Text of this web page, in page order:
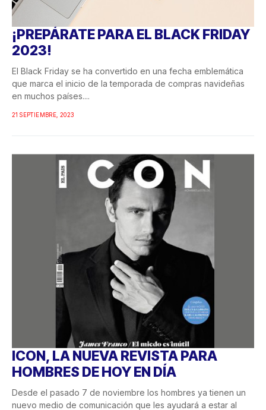
¡PREPÁRATE PARA EL BLACK FRIDAY
2023!
El Black Friday se ha convertido en una fecha emblemática
que marca el inicio de la temporada de compras navideñas
en muchos países....
21 SEPTIEMBRE, 2023
ICON, LA NUEVA REVISTA PARA
HOMBRES DE HOY EN DÍA
Desde el pasado 7 de noviembre los hombres ya tienen un
nuevo medio de comunicación que les ayudará a estar al